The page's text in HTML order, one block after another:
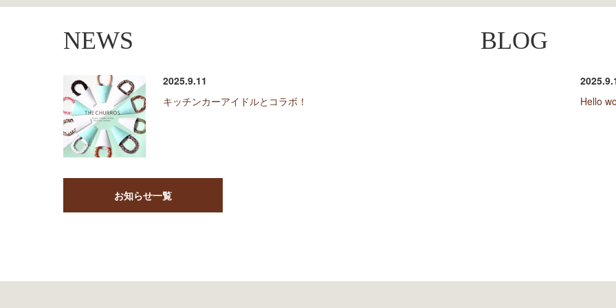
NEWS
2025.9.11
キッチンカーアイドルとコラボ！
お知らせ一覧
BLOG
Hello